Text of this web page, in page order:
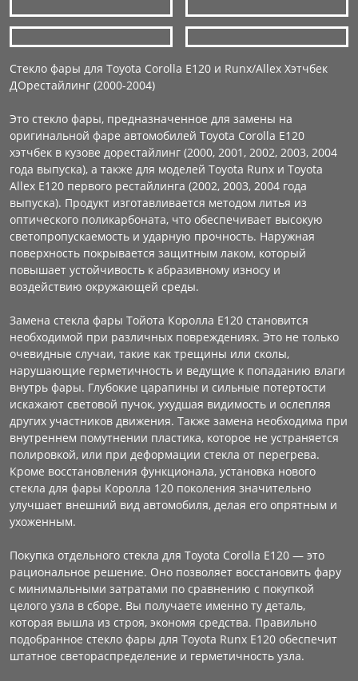
Стекло фары для Toyota Corolla E120 и Runx/Allex Хэтчбек
ДОрестайлинг (2000-2004)
Это стекло фары, предназначенное для замены на
оригинальной фаре автомобилей Toyota Corolla E120
хэтчбек в кузове дорестайлинг (2000, 2001, 2002, 2003, 2004
года выпуска), а также для моделей Toyota Runx и Toyota
Allex E120 первого рестайлинга (2002, 2003, 2004 года
выпуска). Продукт изготавливается методом литья из
оптического поликарбоната, что обеспечивает высокую
светопропускаемость и ударную прочность. Наружная
поверхность покрывается защитным лаком, который
повышает устойчивость к абразивному износу и
воздействию окружающей среды.
Замена стекла фары Тойота Королла Е120 становится
необходимой при различных повреждениях. Это не только
очевидные случаи, такие как трещины или сколы,
нарушающие герметичность и ведущие к попаданию влаги
внутрь фары. Глубокие царапины и сильные потертости
искажают световой пучок, ухудшая видимость и ослепляя
других участников движения. Также замена необходима при
внутреннем помутнении пластика, которое не устраняется
полировкой, или при деформации стекла от перегрева.
Кроме восстановления функционала, установка нового
стекла для фары Королла 120 поколения значительно
улучшает внешний вид автомобиля, делая его опрятным и
ухоженным.
Покупка отдельного стекла для Toyota Corolla E120 — это
рациональное решение. Оно позволяет восстановить фару
с минимальными затратами по сравнению с покупкой
целого узла в сборе. Вы получаете именно ту деталь,
которая вышла из строя, экономя средства. Правильно
подобранное стекло фары для Toyota Runx E120 обеспечит
штатное светораспределение и герметичность узла.